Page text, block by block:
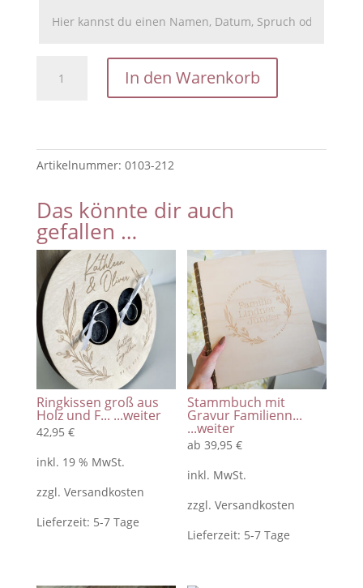
Hochzeitspost
Hochzeitskarten
/
zur
Hochzeit
/Briefkasten
für
Hochzeitspost
aus
Holz
Menge
In den Warenkorb
Artikelnummer: 0103-212
Das könnte dir auch
gefallen …
Ringkissen groß aus
Holz und F......weiter
42,95 €
inkl. 19 % MwSt.
zzgl. Versandkosten
Lieferzeit: 5-7 Tage
Stammbuch mit
Gravur Familienn...
...weiter
ab39,95€
inkl. MwSt.
zzgl.Versandkosten
Lieferzeit: 5-7 Tage